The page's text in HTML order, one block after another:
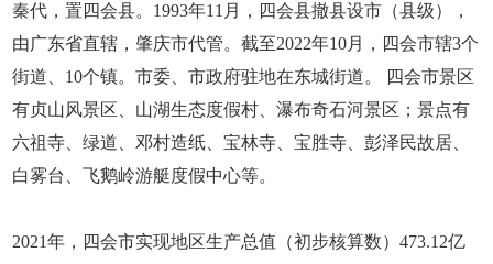
秦代，置四会县。1993年11月，四会县撤县设市（县级），
由广东省直辖，肇庆市代管。截至2022年10月，四会市辖3个
街道、10个镇。市委、市政府驻地在东城街道。 四会市景区
有贞山风景区、山湖生态度假村、瀑布奇石河景区；景点有
六祖寺、绿道、邓村造纸、宝林寺、宝胜寺、彭泽民故居、
白雾台、飞鹅岭游艇度假中心等。
2021年，四会市实现地区生产总值（初步核算数）473.12亿